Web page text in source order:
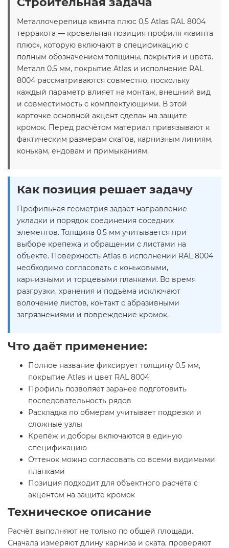
Металлочерепица квинта плюс 0,5 Atlas RAL 8004
терракота — кровельная позиция профиля «квинта
плюс», которую включают в спецификацию с
полным обозначением толщины, покрытия и цвета.
Металл 0.5 мм, покрытие Atlas и исполнение RAL
8004 рассматриваются совместно, поскольку
каждый параметр влияет на монтаж, внешний вид
и совместимость с комплектующими. В этой
карточке основной акцент сделан на защите
кромок. Перед расчётом материал привязывают к
фактическим размерам скатов, карнизным линиям,
конькам, ендовам и примыканиям.
Как позиция решает задачу
Профильная геометрия задаёт направление
укладки и порядок соединения соседних
элементов. Толщина 0.5 мм учитывается при
выборе крепежа и обращении с листами на
объекте. Поверхность Atlas в исполнении RAL 8004
необходимо согласовать с коньковыми,
карнизными и торцевыми планками. Во время
разгрузки, хранения и подъёма исключают
волочение листов, контакт с абразивными
загрязнениями и повреждение кромок.
Что даёт применение:
Полное название фиксирует толщину 0.5 мм,
покрытие Atlas и цвет RAL 8004
Профиль позволяет заранее подготовить
последовательность рядов
Раскладка по обмерам учитывает подрезки и
сложные узлы
Крепёж и доборы включаются в единую
спецификацию
Оттенок можно согласовать со всеми видимыми
планками
Позиция подходит для объектного расчёта с
акцентом на защите кромок
Техническое описание
Расчёт выполняют не только по общей площади.
Сначала измеряют длину карниза и ската, проверяют